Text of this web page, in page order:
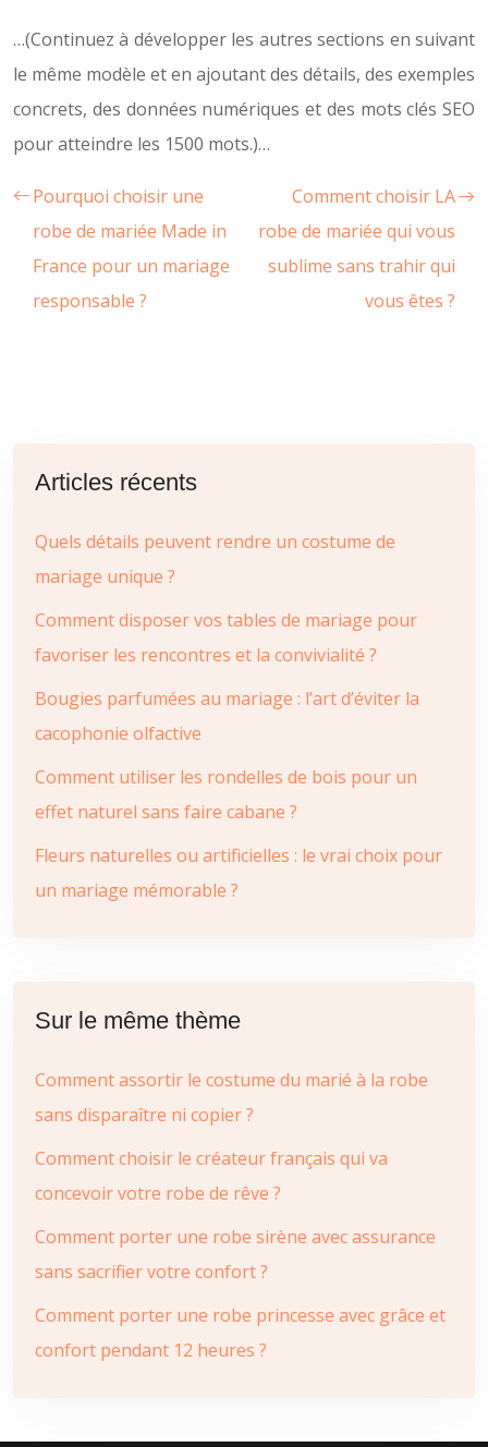
…(Continuez à développer les autres sections en suivant
le même modèle et en ajoutant des détails, des exemples
concrets, des données numériques et des mots clés SEO
pour atteindre les 1500 mots.)…
Pourquoi choisir une
robe de mariée Made in
France pour un mariage
responsable ?
Comment choisir LA
robe de mariée qui vous
sublime sans trahir qui
vous êtes ?
Articles récents
Quels détails peuvent rendre un costume de
mariage unique ?
Comment disposer vos tables de mariage pour
favoriser les rencontres et la convivialité ?
Bougies parfumées au mariage : l’art d’éviter la
cacophonie olfactive
Comment utiliser les rondelles de bois pour un
effet naturel sans faire cabane ?
Fleurs naturelles ou artificielles : le vrai choix pour
un mariage mémorable ?
Sur le même thème
Comment assortir le costume du marié à la robe
sans disparaître ni copier ?
Comment choisir le créateur français qui va
concevoir votre robe de rêve ?
Comment porter une robe sirène avec assurance
sans sacrifier votre confort ?
Comment porter une robe princesse avec grâce et
confort pendant 12 heures ?